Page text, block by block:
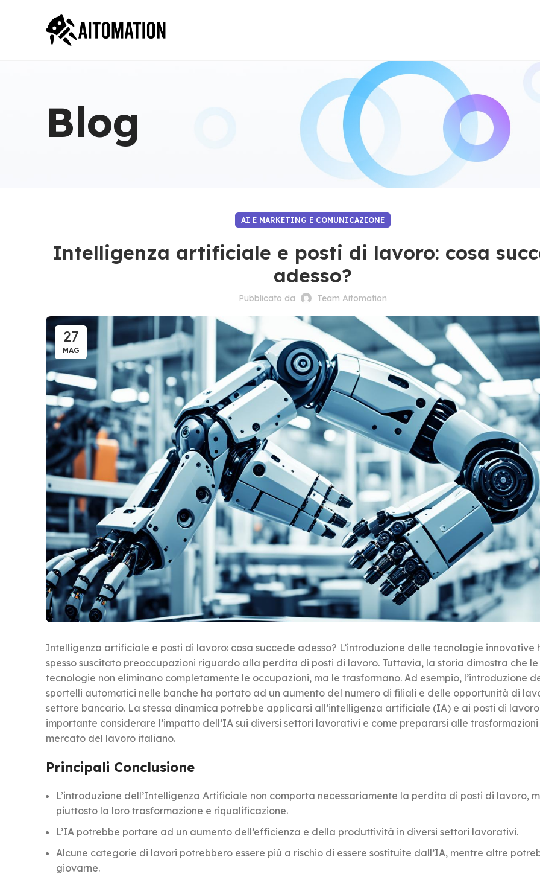
Blog
AI E MARKETING E COMUNICAZIONE
Intelligenza artificiale e posti di lavoro: cosa
adesso?
Pubblicato da Team Aitomation
27
MAG
Intelligenza artificiale e posti di lavoro: cosa succede adesso? L’introduzione delle tecnologie innovative
spesso suscitato preoccupazioni riguardo alla perdita di posti di lavoro. Tuttavia, la storia dimostra che le
tecnologie non eliminano completamente le occupazioni, ma le trasformano. Ad esempio, l’introduzione
sportelli automatici nelle banche ha portato ad un aumento del numero di filiali e delle opportunità di
settore bancario. La stessa dinamica potrebbe applicarsi all’intelligenza artificiale (IA) e ai posti di
importante considerare l’impatto dell’IA sui diversi settori lavorativi e come prepararsi alle trasformazioni
mercato del lavoro italiano.
Principali Conclusione
L’introduzione dell’Intelligenza Artificiale non comporta necessariamente la perdita di posti di lavoro,
piuttosto la loro trasformazione e riqualificazione.
L’IA potrebbe portare ad un aumento dell’efficienza e della produttività in diversi settori lavorativi.
Alcune categorie di lavori potrebbero essere più a rischio di essere sostituite dall’IA, mentre altre
giovarne.